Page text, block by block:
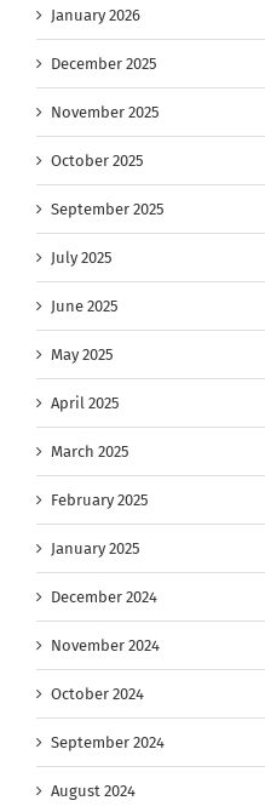
January 2026
December 2025
November 2025
October 2025
September 2025
July 2025
June 2025
May 2025
April 2025
March 2025
February 2025
January 2025
December 2024
November 2024
October 2024
September 2024
August 2024